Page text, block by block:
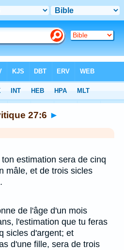
27:6 ►
estimation sera de cinq
mâle, et de trois sicles
de l'âge d'un mois
l'estimation que tu feras
sicles d'argent; et
d'une fille, sera de trois